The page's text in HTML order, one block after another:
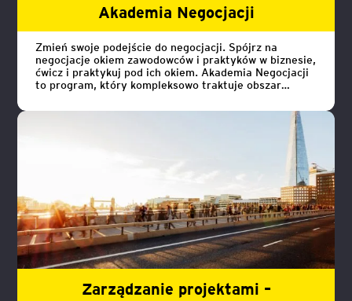
Akademia Negocjacji
Zmień swoje podejście do negocjacji. Spójrz na
negocjacje okiem zawodowców i praktyków w biznesie,
ćwicz i praktykuj pod ich okiem. Akademia Negocjacji
to program, który kompleksowo traktuje obszar
Zarządzanie projektami –